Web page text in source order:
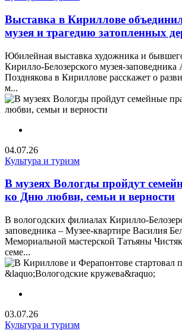
Выставка в Кириллове
музея и трагедию затопленных
Юбилейная выставка художника и
Кирилло-Белозерского музея-заповедника
Позднякова в Кириллове расскажет о
м...
04.07.26
Культура и туризм
В музеях Вологды пройдут
ко Дню любви, семьи и верности
В вологодских филиалах Кирилло-
заповедника – Музее-квартире Василия
Мемориальной мастерской Татьяны
семе...
03.07.26
Культура и туризм